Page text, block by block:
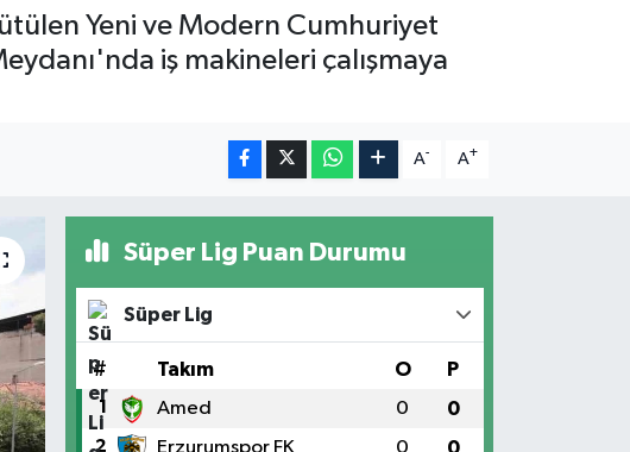
Yeni ve Modern Cumhuriyet
iş makineleri çalışmaya
A- A+
Süper Lig Puan Durumu
Süper Lig
# Takım O P
1 Amed 0 0
2 Erzurumspor FK 0 0